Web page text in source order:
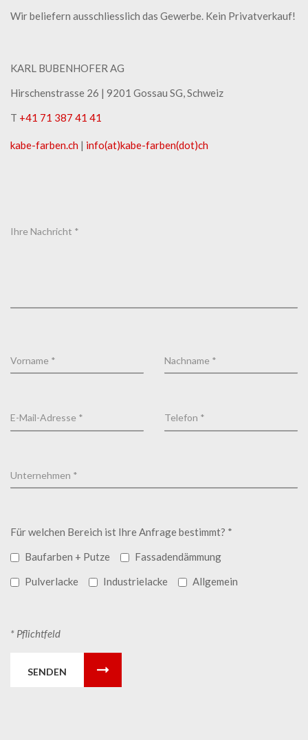
Wir beliefern ausschliesslich das Gewerbe. Kein Privatverkauf!
KARL BUBENHOFER AG
Hirschenstrasse 26 | ​9201 Gossau SG, Schweiz
T +41 71 387 41 41
kabe-​farben.ch | info(at)kabe-​farben(dot)ch
Für welchen Bereich ist Ihre Anfrage bestimmt? *
Baufarben + Putze
Fassadendämmung
Pulverlacke
Industrielacke Allgemein
* Pflichtfeld
SENDEN